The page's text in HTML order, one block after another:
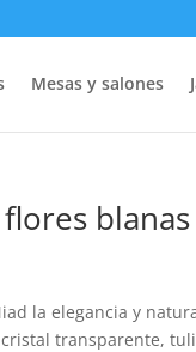
Mesas y salones
blanas
la elegancia y
transparente,